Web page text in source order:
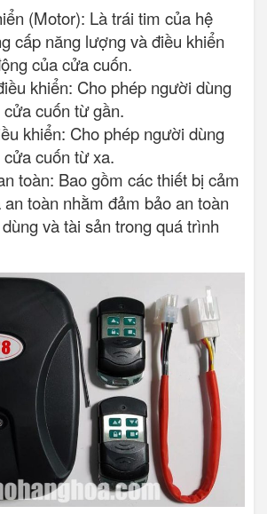
(Motor): Là trái tim của hệ
cấp năng lượng và điều khiển
của cửa cuốn.
khiển: Cho phép người dùng
cuốn từ gần.
khiển: Cho phép người dùng
cuốn từ xa.
toàn: Bao gồm các thiết bị cảm
an toàn nhằm đảm bảo an toàn
và tài sản trong quá trình